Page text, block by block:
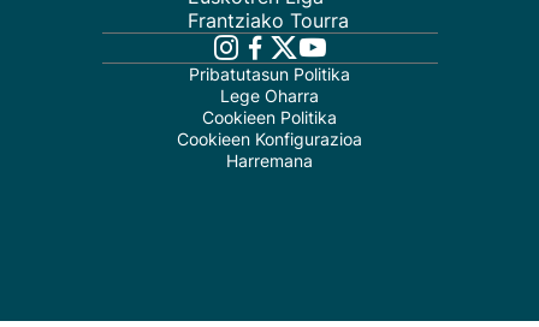
Frantziako Tourra
Pribatutasun Politika
Lege Oharra
Cookieen Politika
Cookieen Konfigurazioa
Harremana